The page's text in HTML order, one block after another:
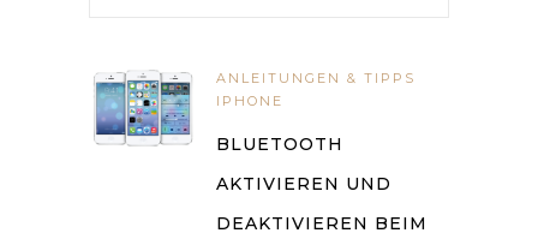
ANLEITUNGEN & TIPPS
IPHONE
BLUETOOTH
AKTIVIEREN UND
DEAKTIVIEREN BEIM